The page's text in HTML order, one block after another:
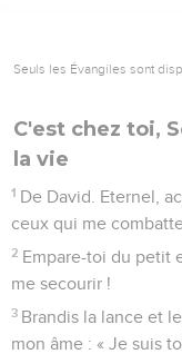
Seuls les Évangiles sont
C'est chez toi,
la vie
1 De David. Eternel,
ceux qui me
2 Empare-toi du petit
me secourir !
3 Brandis la lance et
mon âme : « Je suis